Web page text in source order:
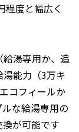
程度と幅広く
湯専用か、追
能力（3万キ
コフィールか
な給湯専用の
が可能です